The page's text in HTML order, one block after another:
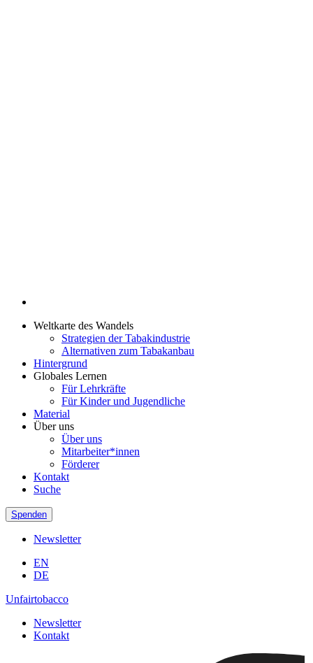
Weltkarte des Wandels
Strategien der Tabakindustrie
Alternativen zum Tabakanbau
Hintergrund
Globales Lernen
Für Lehrkräfte
Für Kinder und Jugendliche
Material
Über uns
Über uns
Mitarbeiter*innen
Förderer
Kontakt
Suche
Spenden
Newsletter
EN
DE
Unfairtobacco
Newsletter
Kontakt